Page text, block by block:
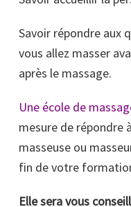
Savoir répondre aux
vous allez masser
après le massage.
Une école de
mesure de répondre
masseuse ou
fin de votre
Elle sera vous